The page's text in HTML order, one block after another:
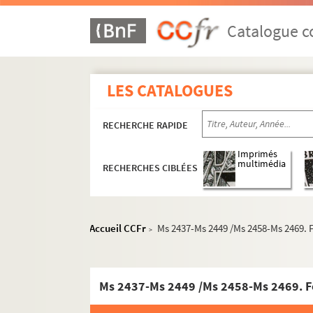
Catalogue
LES CATALOGUES
RECHERCHE RAPIDE
RECHERCHES CIBLÉES
Imprimés
multimédia
Accueil CCFr > Ms 2437-Ms 2449 /Ms 2458-Ms
Ms 2437-Ms 2449 /Ms 2458-Ms 2469.
Ms 2396. Recueil des articles et questions
Ms 2398. Les Mystères du Graal
Ms 2399. Livret d'éclusier, barrage de Rieux,